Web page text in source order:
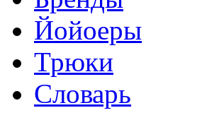
Йойоеры
Трюки
Словарь